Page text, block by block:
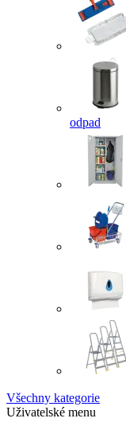
odpad
Všechny kategorie
Uživatelské menu